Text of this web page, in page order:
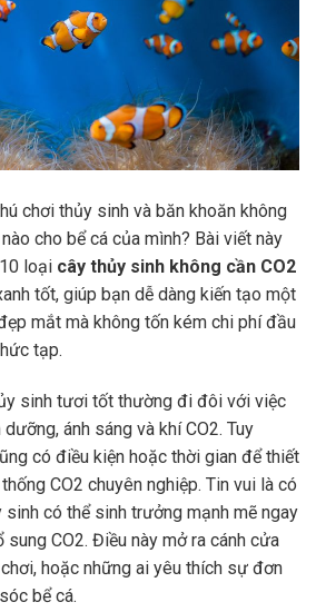
chơi thủy sinh và băn khoăn không
cho bể cá của mình? Bài viết này
loại cây thủy sinh không cần CO2
tốt, giúp bạn dễ dàng kiến tạo một
mắt mà không tốn kém chi phí đầu
tạp.
sinh tươi tốt thường đi đôi với việc
ánh sáng và khí CO2. Tuy
có điều kiện hoặc thời gian để thiết
CO2 chuyên nghiệp. Tin vui là có
có thể sinh trưởng mạnh mẽ ngay
CO2. Điều này mở ra cánh cửa
hoặc những ai yêu thích sự đơn
bể cá.